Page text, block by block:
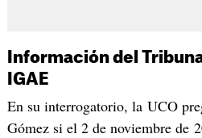
Información del
IGAE
En su interrogatorio, la UCO
Gómez si el 2 de noviembre de